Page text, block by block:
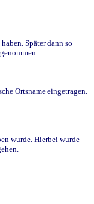
Später dann so
Ortsname eingetragen.
wurde. Hierbei wurde